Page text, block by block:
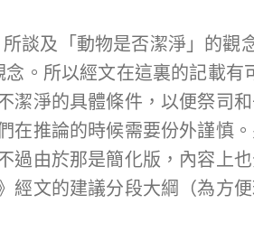
談及「動物是否潔淨」的觀
。所以經文在這裏的記載
潔淨的具體條件，以便祭司
在推論的時候需要份外謹慎
過由於那是簡化版，內容上
經文的建議分段大綱（為方